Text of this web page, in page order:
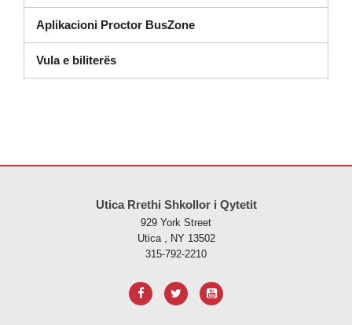
Aplikacioni Proctor BusZone
Vula e biliterës
Utica Rrethi Shkollor i Qytetit
929 York Street
Utica , NY 13502
315-792-2210